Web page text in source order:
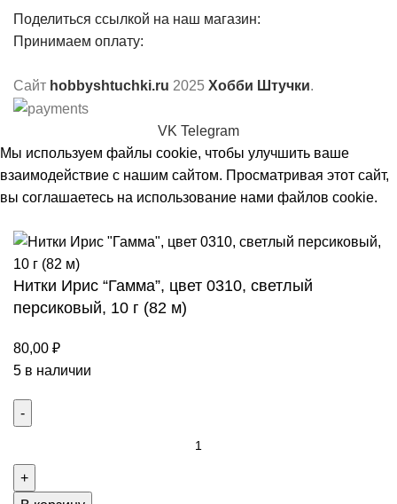
Поделиться ссылкой на наш магазин:
Принимаем оплату:
Сайт hobbyshtuchki.ru 2025 Хобби Штучки.
VK Telegram
Мы используем файлы cookie, чтобы улучшить ваше
взаимодействие с нашим сайтом. Просматривая этот сайт,
вы соглашаетесь на использование нами файлов cookie.
Нитки Ирис “Гамма”, цвет 0310, светлый
персиковый, 10 г (82 м)
80,00 ₽
5 в наличии
Нитки